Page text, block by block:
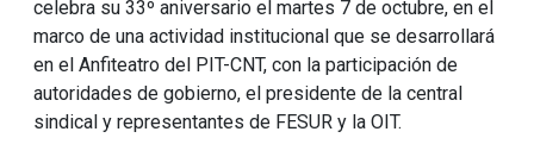
celebra su 33º aniversario el martes 7 de octubre, en el
marco de una actividad institucional que se desarrollará
en el Anfiteatro del PIT-CNT, con la participación de
autoridades de gobierno, el presidente de la central
sindical y representantes de FESUR y la OIT.